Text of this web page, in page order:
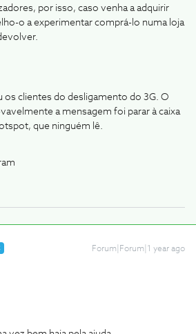
por isso, caso venha a adquirir
o a experimentar comprá-lo numa loja
os clientes do desligamento do 3G. O
a mensagem foi parar à caixa
que ninguém lê.
Forum|Forum|1 year ago